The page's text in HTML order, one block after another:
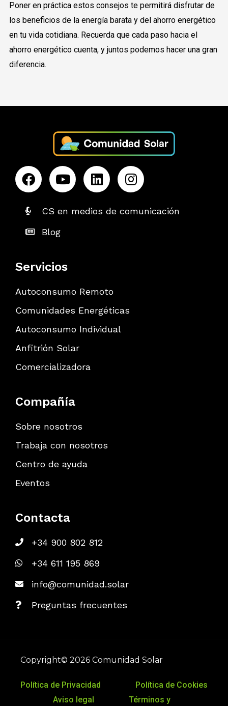
Poner en práctica estos consejos te permitirá disfrutar de
los beneficios de la energía barata y del ahorro energético
en tu vida cotidiana. Recuerda que cada paso hacia el
ahorro energético cuenta, y juntos podemos hacer una gran
diferencia.
CS en medios de comunicación
Blog
Servicios
Autoconsumo Remoto
Comunidades Energéticas
Autoconsumo Individual
Anfitrión Solar
Comercializadora
Compañía
Sobre nosotros
Trabaja con nosotros
Centro de ayuda
Eventos
Contacta
+34 900 802 812
+34 611 195 869
info@comunidad.solar
Preguntas frecuentes
Copyright© 2026 Comunidad Solar
Política de Privacidad
Política de Cookies
Aviso legal Términos y